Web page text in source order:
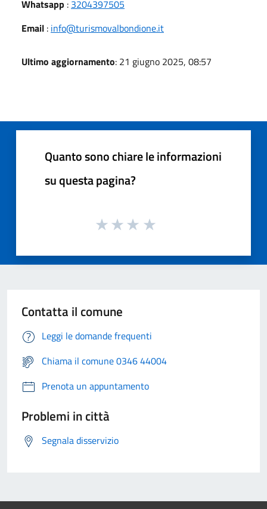
Whatsapp : 3204397505
Email : info@turismovalbondione.it
Ultimo aggiornamento: 21 giugno 2025, 08:57
Quanto sono chiare le informazioni
su questa pagina?
Contatta il comune
Leggi le domande frequenti
Chiama il comune 0346 44004
Prenota un appuntamento
Problemi in città
Segnala disservizio